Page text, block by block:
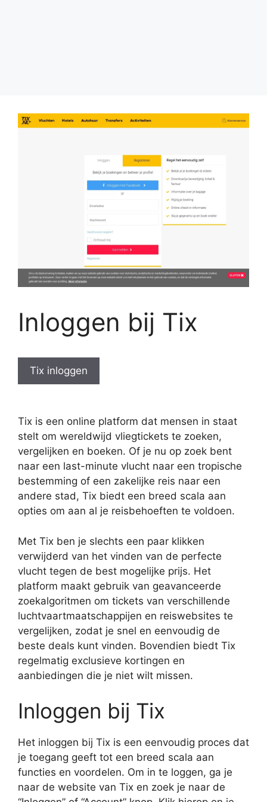
Inloggen bij Tix
Tix inloggen
Tix is een online platform dat mensen in staat
stelt om wereldwijd vliegtickets te zoeken,
vergelijken en boeken. Of je nu op zoek bent
naar een last-minute vlucht naar een tropische
bestemming of een zakelijke reis naar een
andere stad, Tix biedt een breed scala aan
opties om aan al je reisbehoeften te voldoen.
Met Tix ben je slechts een paar klikken
verwijderd van het vinden van de perfecte
vlucht tegen de best mogelijke prijs. Het
platform maakt gebruik van geavanceerde
zoekalgoritmen om tickets van verschillende
luchtvaartmaatschappijen en reiswebsites te
vergelijken, zodat je snel en eenvoudig de
beste deals kunt vinden. Bovendien biedt Tix
regelmatig exclusieve kortingen en
aanbiedingen die je niet wilt missen.
Inloggen bij Tix
Het inloggen bij Tix is een eenvoudig proces dat
je toegang geeft tot een breed scala aan
functies en voordelen. Om in te loggen, ga je
naar de website van Tix en zoek je naar de